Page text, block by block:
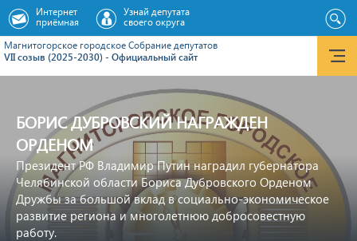
Магнитогорское городское Cобрание депутатов
VII созыв (2025-2030) - Официальный сайт
Интернет
приёмная
Узнай депутата
своего округа
БОРИС ДУБРОВСКИЙ НАГРАЖДЕН
ОРДЕНОМ
Президент РФ Владимир Путин наградил губернатора
Челябинской области Бориса Дубровского Орденом
Дружбы за большой вклад в социально-экономическое
развитие региона и многолетнюю добросовестную
работу.